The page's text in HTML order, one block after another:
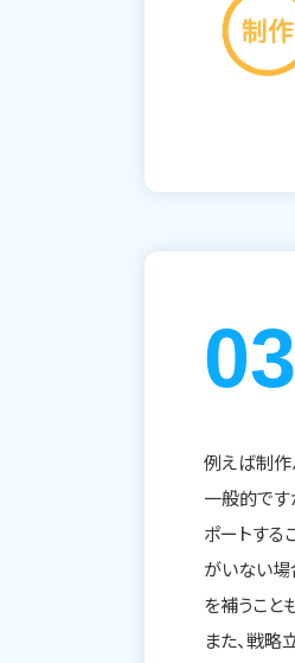
例えば制作
一般的です
ポートする
がいない場
を補うこと
また、戦略